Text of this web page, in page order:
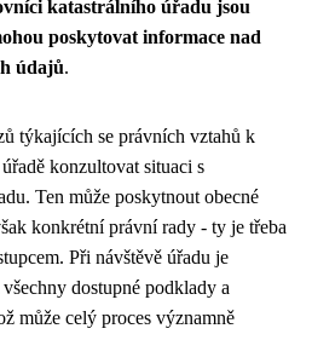
katastrálního úřadu jsou
poskytovat informace nad
údajů.
týkajících se právních vztahů k
konzultovat situaci s
Ten může poskytnout obecné
konkrétní právní rady - ty je třeba
Při návštěvě úřadu je
dostupné podklady a
může celý proces významně